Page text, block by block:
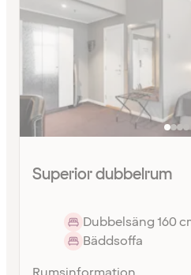
Superior dubbelrum
Dubbelsäng 160
Bäddsoffa